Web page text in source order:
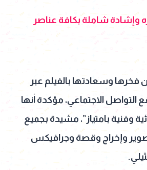
وإشادة شاملة بكافة عناصر
فخرها وسعادتها بالفيلم عبر
التواصل الاجتماعي، مؤكدة أنها
وفنية بامتياز”، مشيدة بجميع
وإخراج وقصة وجرافيكس